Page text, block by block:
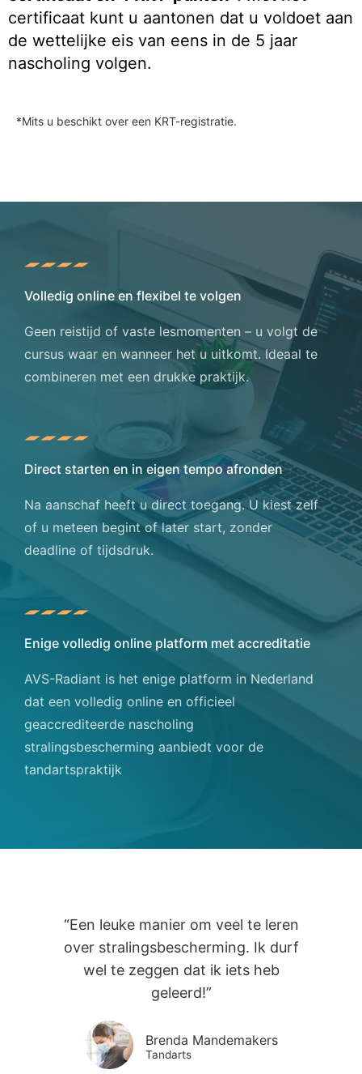
certificaat kunt u aantonen dat u voldoet aan
de wettelijke eis van eens in de 5 jaar
nascholing volgen.
*Mits u beschikt over een KRT-registratie.
Volledig online en flexibel te volgen
Geen reistijd of vaste lesmomenten – u volgt de
cursus waar en wanneer het u uitkomt. Ideaal te
combineren met een drukke praktijk.
Direct starten en in eigen tempo afronden
Na aanschaf heeft u direct toegang. U kiest zelf
of u meteen begint of later start, zonder
deadline of tijdsdruk.
Enige volledig online platform met accreditatie
AVS-Radiant is het enige platform in Nederland
dat een volledig online en officieel
geaccrediteerde nascholing
stralingsbescherming aanbiedt voor de
tandartspraktijk
“Een leuke manier om veel te leren
over stralingsbescherming. Ik durf
wel te zeggen dat ik iets heb
geleerd!”
Brenda Mandemakers
Tandarts